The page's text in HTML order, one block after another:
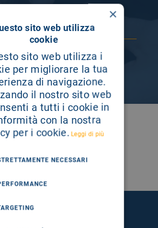
SEGUICI SU
×
sito web utilizza
cookie
sito web utilizza i
per migliorare la tua
di navigazione.
il nostro sito web
a tutti i cookie in
con la nostra
per i cookie. Leggi di più
NECESSARI